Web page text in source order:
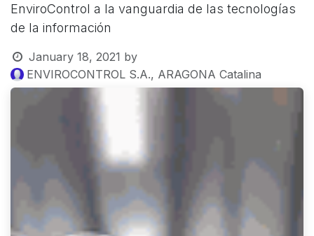
EnviroControl a la vanguardia de las tecnologías
de la información
January 18, 2021 by
ENVIROCONTROL S.A., ARAGONA Catalina